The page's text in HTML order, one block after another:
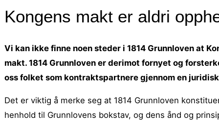
Kongens makt er aldri
Vi kan ikke finne noen steder i 1814 Grunnloven at
makt. 1814 Grunnloven er derimot fornyet og
oss folket som kontraktspartnere gjennom en
Det er viktig å merke seg at 1814 Grunnloven
henhold til Grunnlovens bokstav, og dens ånd og